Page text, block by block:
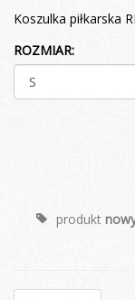
Koszulka piłkarska
ROZMIAR:
produkt